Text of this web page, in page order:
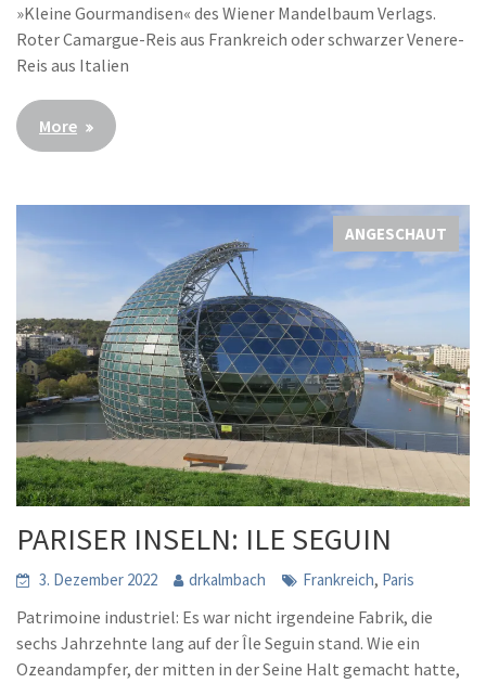
»Kleine Gourmandisen« des Wiener Mandelbaum Verlags.
Roter Camargue-Reis aus Frankreich oder schwarzer Venere-
Reis aus Italien
More
ANGESCHAUT
PARISER INSELN: ILE SEGUIN
3. Dezember 2022 drkalmbach Frankreich, Paris
Patrimoine industriel: Es war nicht irgendeine Fabrik, die
sechs Jahrzehnte lang auf der Île Seguin stand. Wie ein
Ozeandampfer, der mitten in der Seine Halt gemacht hatte,